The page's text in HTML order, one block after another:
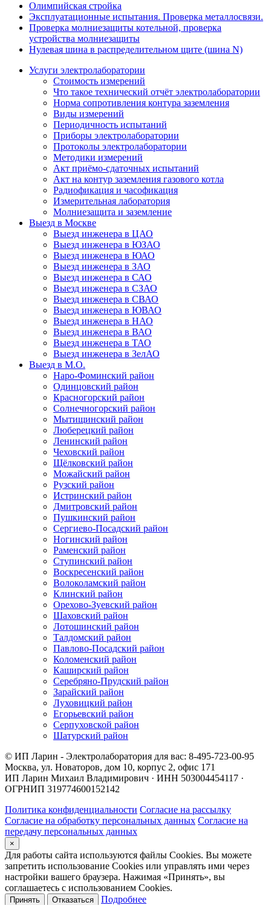
Олимпийская стройка
Эксплуатационные испытания. Проверка металлосвязи.
Проверка молниезащиты котельной, проверка
устройства молниезащиты
Нулевая шина в распределительном щите (шина N)
Услуги электролаборатории
Стоимость измерений
Что такое технический отчёт электролаборатории
Норма сопротивления контура заземления
Виды измерений
Периодичность испытаний
Приборы электролаборатории
Протоколы электролаборатории
Методики измерений
Акт приёмо-сдаточных испытаний
Акт на контур заземления газового котла
Радиофикация и часофикация
Измерительная лаборатория
Молниезащита и заземление
Выезд в Москве
Выезд инженера в ЦАО
Выезд инженера в ЮЗАО
Выезд инженера в ЮАО
Выезд инженера в ЗАО
Выезд инженера в САО
Выезд инженера в СЗАО
Выезд инженера в СВАО
Выезд инженера в ЮВАО
Выезд инженера в НАО
Выезд инженера в ВАО
Выезд инженера в ТАО
Выезд инженера в ЗелАО
Выезд в М.О.
Наро-Фоминский район
Одинцовский район
Красногорский район
Солнечногорский район
Мытищинский район
Люберецкий район
Ленинский район
Чеховский район
Щёлковский район
Можайский район
Рузский район
Истринский район
Дмитровский район
Пушкинский район
Сергиево-Посадский район
Ногинский район
Раменский район
Ступинский район
Воскресенский район
Волоколамский район
Клинский район
Орехово-Зуевский район
Шаховский район
Лотошинский район
Талдомский район
Павлово-Посадский район
Коломенский район
Каширский район
Серебряно-Прудский район
Зарайский район
Луховицкий район
Егорьевский район
Серпуховской район
Шатурский район
© ИП Ларин - Электролаборатория для вас: 8-495-723-00-95
Москва, ул. Новаторов, дом 10, корпус 2, офис 171
ИП Ларин Михаил Владимирович · ИНН 503004454117 ·
ОГРНИП 319774600152142
Политика конфиденциальности Согласие на рассылку
Согласие на обработку персональных данных Согласие на
передачу персональных данных
×
Для работы сайта используются файлы Cookies. Вы можете
запретить использование Cookies или управлять ими через
настройки вашего браузера. Нажимая «Принять», вы
соглашаетесь с использованием Cookies.
Принять Отказаться Подробнее